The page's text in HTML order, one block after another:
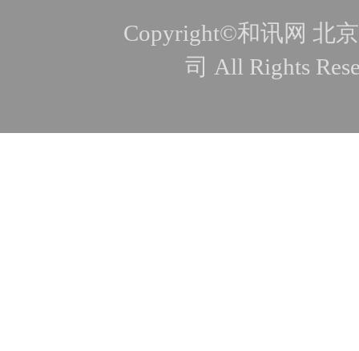
Copyright©和讯网 北
司 All Rights